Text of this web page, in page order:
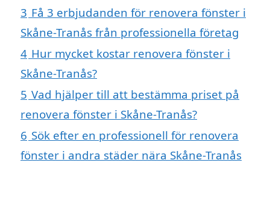
3 Få 3 erbjudanden för renovera fönster i
Skåne-Tranås från professionella företag
4 Hur mycket kostar renovera fönster i
Skåne-Tranås?
5 Vad hjälper till att bestämma priset på
renovera fönster i Skåne-Tranås?
6 Sök efter en professionell för renovera
fönster i andra städer nära Skåne-Tranås